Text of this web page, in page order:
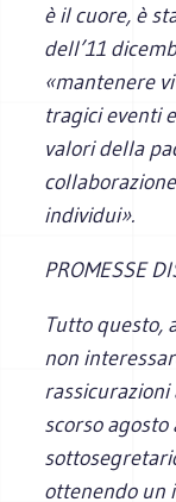
è il cuore, è
dell’11
«mantenere
tragici eventi
valori della
individui».
PROMESSE
Tutto questo,
non
scorso
ottenendo un